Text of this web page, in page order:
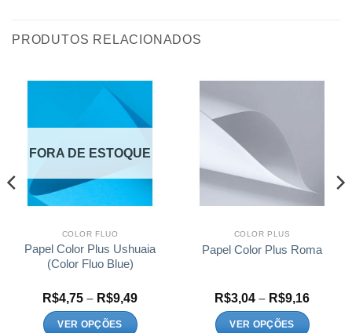
PRODUTOS RELACIONADOS
FORA DE ESTOQUE
COLOR FLUO
Papel Color Plus Ushuaia
(Color Fluo Blue)
R$4,75 – R$9,49Faixa
preço:
VER OPÇÕES
COLOR PLUS
Papel Color Plus Roma
R$3,04 – R$9,16Faixa
preço:
VER OPÇÕES